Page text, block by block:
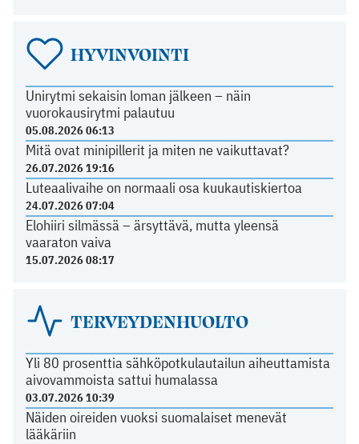
HYVINVOINTI
Unirytmi sekaisin loman jälkeen – näin
vuorokausirytmi palautuu
05.08.2026 06:13
Mitä ovat minipillerit ja miten ne vaikuttavat?
26.07.2026 19:16
Luteaalivaihe on normaali osa kuukautiskiertoa
24.07.2026 07:04
Elohiiri silmässä – ärsyttävä, mutta yleensä
vaaraton vaiva
15.07.2026 08:17
TERVEYDENHUOLTO
Yli 80 prosenttia sähköpotkulautailun aiheuttamista
aivovammoista sattui humalassa
03.07.2026 10:39
Näiden oireiden vuoksi suomalaiset menevät
lääkäriin